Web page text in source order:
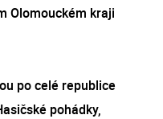
Olomouckém kraji
po celé republice
pohádky,